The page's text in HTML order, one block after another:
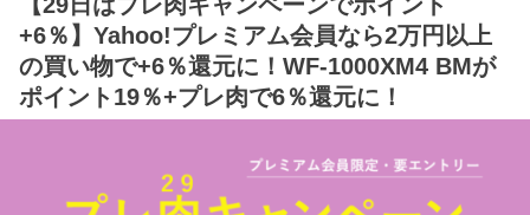
+6％】Yahoo!プレミアム会員なら2万円以上
の買い物で+6％還元に！WF-1000XM4 BMが
ポイント19％+プレ肉で6％還元に！